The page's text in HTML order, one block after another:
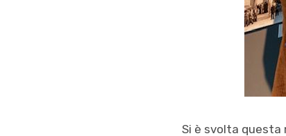
Si è svolta questa